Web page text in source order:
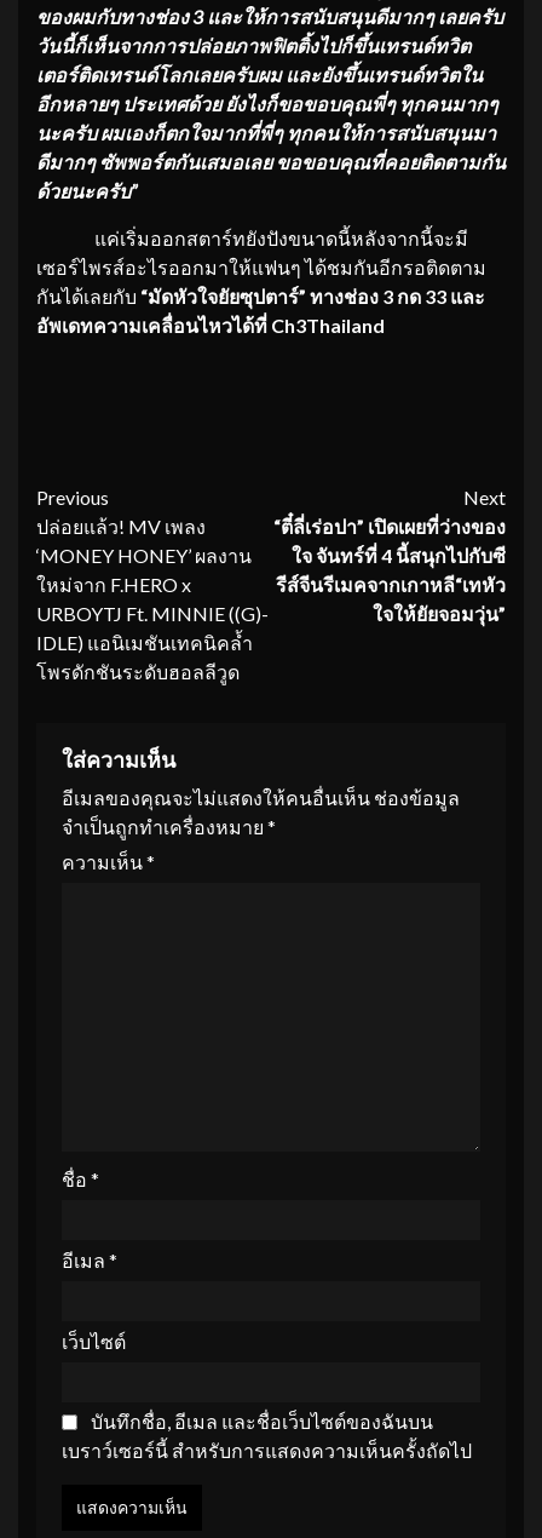
ของผมกับทางช่อง 3 และให้การสนับสนุนดีมากๆ เลยครับ
วันนี้ก็เห็นจากการปล่อยภาพฟิตติ้งไปก็ขึ้นเทรนด์ทวิต
เตอร์ติดเทรนด์โลกเลยครับผม และยังขึ้นเทรนด์ทวิตใน
อีกหลายๆ ประเทศด้วย ยังไงก็ขอขอบคุณพี่ๆ ทุกคนมากๆ
นะครับ ผมเองก็ตกใจมากที่พี่ๆ ทุกคนให้การสนับสนุนมา
ดีมากๆ ซัพพอร์ตกันเสมอเลย ขอขอบคุณที่คอยติดตามกัน
ด้วยนะครับ”
แค่เริ่มออกสตาร์ทยังปังขนาดนี้หลังจากนี้จะมี
เซอร์ไพรส์อะไรออกมาให้แฟนๆ ได้ชมกันอีกรอติดตาม
กันได้เลยกับ “มัดหัวใจยัยซุปตาร์” ทางช่อง 3 กด 33 และ
อัพเดทความเคลื่อนไหวได้ที่ Ch3Thailand
Continue
Reading
Previous
ปล่อยแล้ว! MV เพลง
‘MONEY HONEY’ ผลงาน
ใหม่จาก F.HERO x
URBOYTJ Ft. MINNIE ((G)-
IDLE) แอนิเมชันเทคนิคล้ำ
โพรดักชันระดับฮอลลีวูด
Next
“ตี๋ลี่เร่อปา” เปิดเผยที่ว่างของ
ใจจันทร์ที่ 4 นี้สนุกไปกับซี
รีส์จีนรีเมคจากเกาหลี“เทหัว
ใจให้ยัยจอมวุ่น”
ใส่ความเห็น
อีเมลของคุณจะไม่แสดงให้คนอื่นเห็น ช่องข้อมูล
จำเป็นถูกทำเครื่องหมาย *
ความเห็น*
ชื่อ *
อีเมล *
เว็บไซต์
บันทึกชื่อ, อีเมล และชื่อเว็บไซต์ของฉันบน
เบราว์เซอร์นี้ สำหรับการแสดงความเห็นครั้งถัดไป